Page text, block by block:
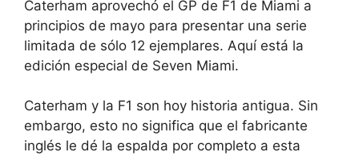
Caterham aprovechó el GP de F1 de Miami a
principios de mayo para presentar una serie
limitada de sólo 12 ejemplares. Aquí está la
edición especial de Seven Miami.
Caterham y la F1 son hoy historia antigua. Sin
embargo, esto no significa que el fabricante
inglés le dé la espalda por completo a esta